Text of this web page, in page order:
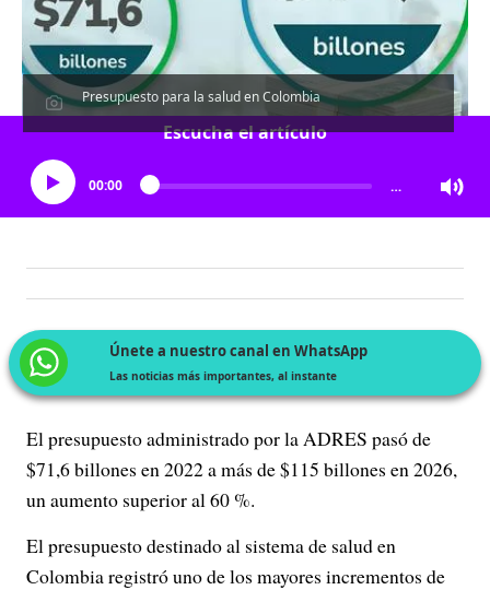
Presupuesto para la salud en Colombia
Escucha el artículo
00:00 …
Únete a nuestro canal en WhatsApp
Las noticias más importantes, al instante
El presupuesto administrado por la ADRES pasó de
$71,6 billones en 2022 a más de $115 billones en 2026,
un aumento superior al 60 %.
El presupuesto destinado al sistema de salud en
Colombia registró uno de los mayores incrementos de